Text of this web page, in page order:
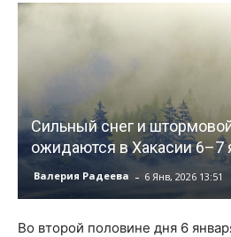
Сильный снег и
ожидаются в Хакасии 6–7
Валерия Радеева - 6 Янв, 2026 13:51
Во второй половине дня 6